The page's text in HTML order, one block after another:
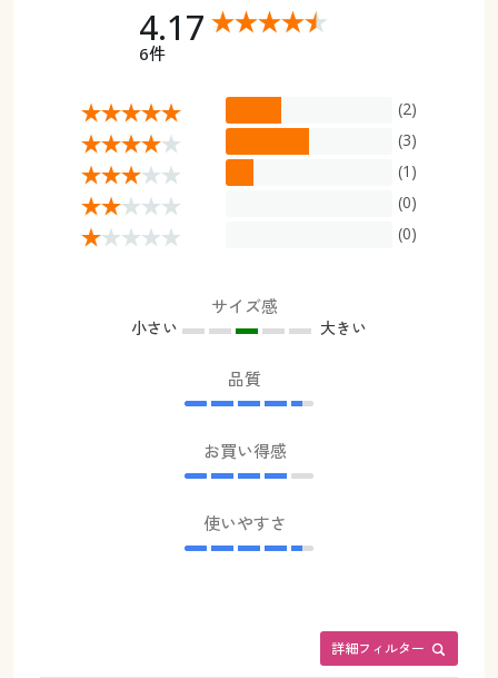
4.17
6件
(2)
(3)
(1)
(0)
(0)
サイズ感
小さい 大きい
品質
お買い得感
使いやすさ
詳細フィルター